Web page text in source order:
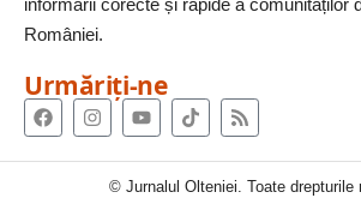
României.
Urmăriți-ne
© Jurnalul Olteniei. Toate drepturile